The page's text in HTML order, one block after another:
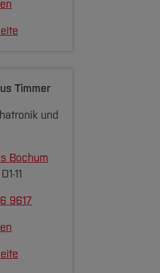
Timmer
und
Bochum
11
9617